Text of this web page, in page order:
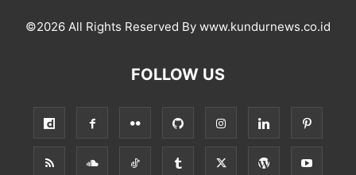
©2026 All Rights Reserved By www.kundurnews.co.id
FOLLOW US